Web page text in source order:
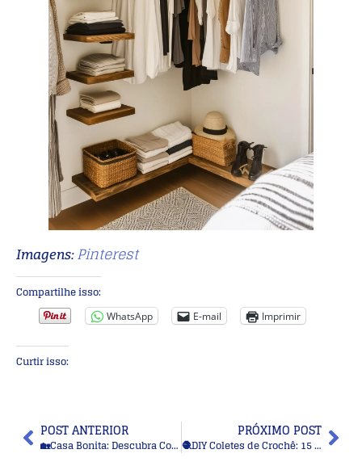
Imagens:Pinterest
Compartilhe isso:
WhatsApp E-mail Imprimir
Curtir isso:
POST ANTERIOR
🏡Casa Bonita: Descubra Como Cortinas Diferenciadas Podem Renovar sua Decoração
PRÓXIMO POST
🧶DIY Coletes de Crochê: 15 Modelos Modernos com Gráficos para se Inspirar